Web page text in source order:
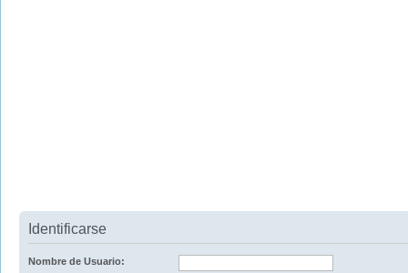
Identificarse
Nombre de Usuario: